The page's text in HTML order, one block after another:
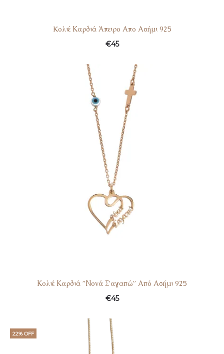
Kολιέ Καρδιά Άπειρο Απο Ασήμι 925
€45
Κολιέ Καρδιά ”Νονά Σ’αγαπώ” Από Ασήμι 925
€45
22% OFF